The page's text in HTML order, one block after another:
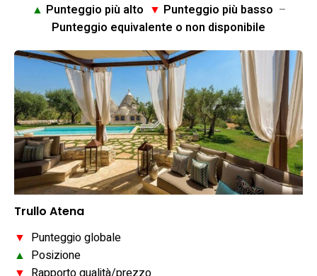
▲ Punteggio più alto ▼ Punteggio più basso –
Punteggio equivalente o non disponibile
Trullo Atena
▼ Punteggio globale
▲ Posizione